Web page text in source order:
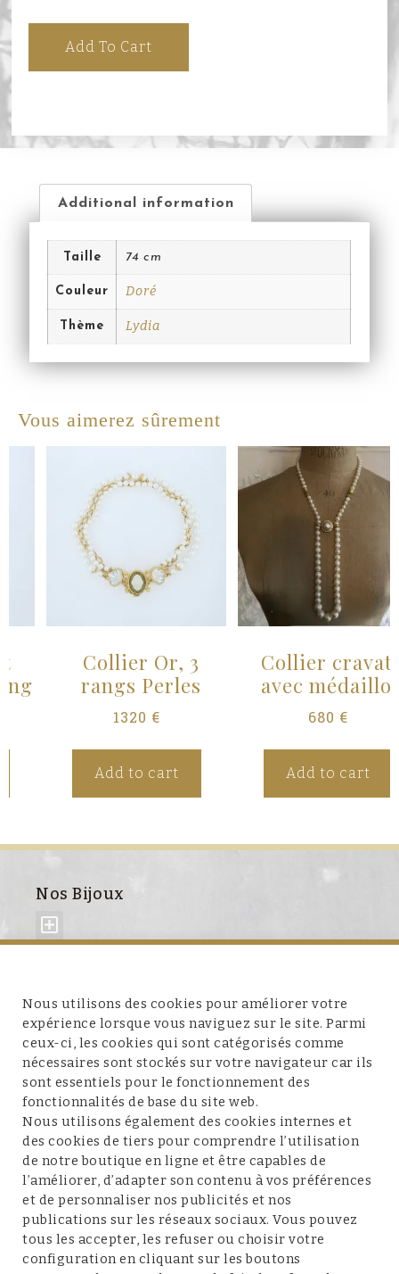
Add To Cart
Additional information
Taille 74 cm
Couleur Doré
Thème Lydia
Vous aimerez sûrement
Collier Or, 3
rangs Perles
1320€
Add to cart
Collier cravate
avec médaillon
€
Add to cart
Nos Bijoux
À propos de nous
Service client
Conditions et mentions légales
Nous utilisons des cookies pour améliorer votre
expérience lorsque vous naviguez sur le site. Parmi
ceux-ci, les cookies qui sont catégorisés comme
nécessaires sont stockés sur votre navigateur car ils
sont essentiels pour le fonctionnement des
fonctionnalités de base du site web.
Nous utilisons également des cookies internes et
des cookies de tiers pour comprendre l’utilisation
de notre boutique en ligne et être capables de
l’améliorer, d’adapter son contenu à vos préférences
et de personnaliser nos publicités et nos
publications sur les réseaux sociaux. Vous pouvez
tous les accepter, les refuser ou choisir votre
configuration en cliquant sur les boutons